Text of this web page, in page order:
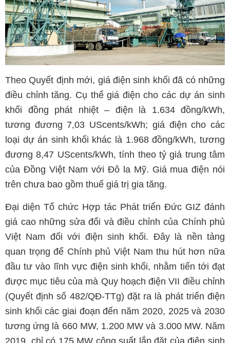
Theo Quyết định mới, giá điện sinh khối đã có những
điều chỉnh tăng. Cụ thể giá điện cho các dự án sinh
khối đồng phát nhiệt – điện là 1.634 đồng/kWh,
tương đương 7,03 UScents/kWh; giá điện cho các
loại dự án sinh khối khác là 1.968 đồng/kWh, tương
đương 8,47 UScents/kWh, tính theo tỷ giá trung tâm
của Đồng Việt Nam với Đô la Mỹ. Giá mua điện nói
trên chưa bao gồm thuế giá trị gia tăng.
Đại diện Tổ chức Hợp tác Phát triển Đức GIZ đánh
giá cao những sửa đổi và điều chỉnh của Chính phủ
Việt Nam đối với điện sinh khối. Đây là nền tảng
quan trọng để Chính phủ Việt Nam thu hút hơn nữa
đầu tư vào lĩnh vực điện sinh khối, nhằm tiến tới đạt
được mục tiêu của mà Quy hoạch điện VII điều chỉnh
(Quyết định số 482/QĐ-TTg) đặt ra là phát triển điện
sinh khối các giai đoạn đến năm 2020, 2025 và 2030
tương ứng là 660 MW, 1.200 MW và 3.000 MW. Năm
2019, chỉ có 175 MW công suất lắp đặt của điện sinh